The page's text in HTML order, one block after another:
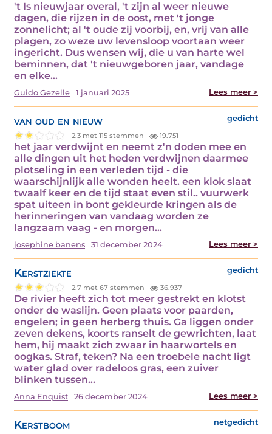
't Is nieuwjaar overal, 't zijn al weer nieuwe
dagen, die rijzen in de oost, met 't jonge
zonnelicht; al 't oude zij voorbij, en, vrij van alle
plagen, zo weze uw levensloop voortaan weer
ingericht. Dus wensen wij, die u van harte wel
beminnen, dat 't nieuwgeboren jaar, vandage
en elke…
Guido Gezelle 1 januari 2025 Lees meer >
van oud en nieuw gedicht
2.3 met 115 stemmen 19.751
het jaar verdwijnt en neemt z'n doden mee en
alle dingen uit het heden verdwijnen daarmee
plotseling in een verleden tijd - die
waarschijnlijk alle wonden heelt. een klok slaat
twaalf keer en de tijd staat even stil.. vuurwerk
spat uiteen in bont gekleurde kringen als de
herinneringen van vandaag worden ze
langzaam vaag - en morgen…
josephine banens 31 december 2024 Lees meer >
Kerstziekte gedicht
2.7 met 67 stemmen 36.937
De rivier heeft zich tot meer gestrekt en klotst
onder de waslijn. Geen plaats voor paarden,
engelen; in geen herberg thuis. Ga liggen onder
zeven dekens, koorts ranselt de gewrichten, laat
hem, hij maakt zich zwaar in haarwortels en
oogkas. Straf, teken? Na een troebele nacht ligt
water glad over radeloos gras, een zuiver
blinken tussen…
Anna Enquist 26 december 2024 Lees meer >
Kerstboom netgedicht